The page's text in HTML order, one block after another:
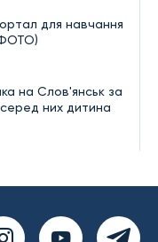
для навчання
на Слов'янськ за
них дитина